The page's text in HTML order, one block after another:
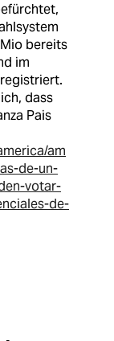
bereits
im
dass
Pais
am
de-un-
votar-
de-